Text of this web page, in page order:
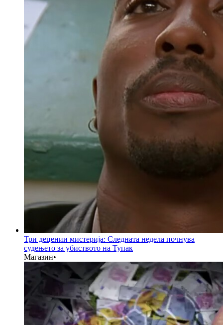
Три децении мистерија: Следната недела почнува
судењето за убиството на Тупак
Магазин•